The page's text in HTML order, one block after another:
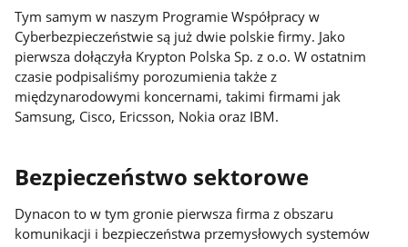
Tym samym w naszym Programie Współpracy w
Cyberbezpieczeństwie są już dwie polskie firmy. Jako
pierwsza dołączyła Krypton Polska Sp. z o.o. W ostatnim
czasie podpisaliśmy porozumienia także z
międzynarodowymi koncernami, takimi firmami jak
Samsung, Cisco, Ericsson, Nokia oraz IBM.
Bezpieczeństwo sektorowe
Dynacon to w tym gronie pierwsza firma z obszaru
komunikacji i bezpieczeństwa przemysłowych systemów